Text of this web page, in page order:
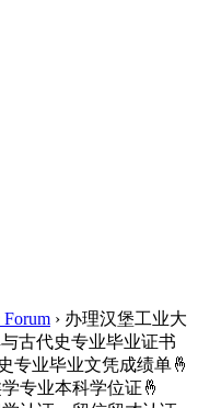
Forum › 办理汉堡工业大
古代史专业毕业证书
专业毕业文凭成绩单🤞
专业本科学位证🤞